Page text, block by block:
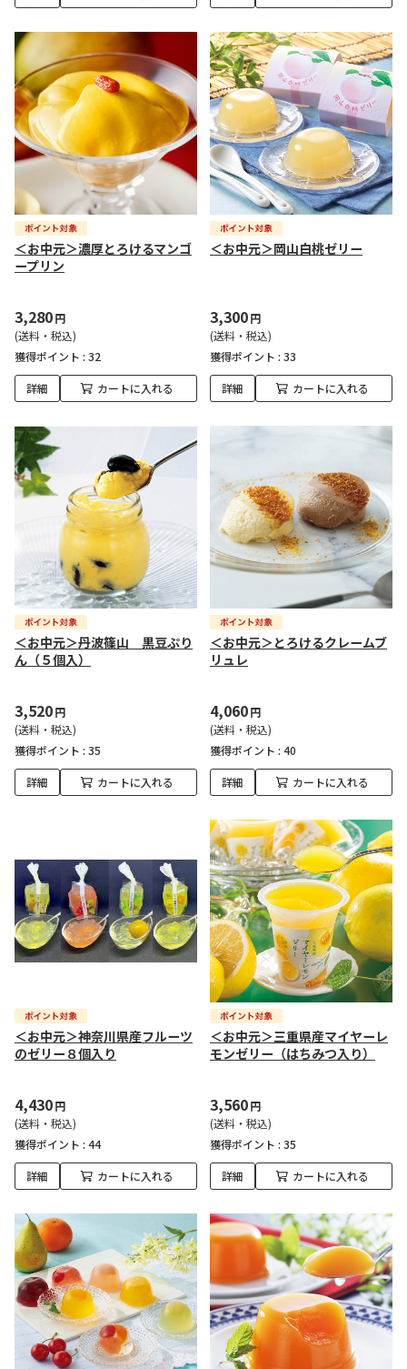
＜お中元＞濃厚とろけるマンゴ
ープリン
3,280円
(送料・税込)
獲得ポイント : 32
詳細 カートに入れる
＜お中元＞岡山白桃ゼリー
3,300円
(送料・税込)
獲得ポイント : 33
詳細 カートに入れる
＜お中元＞丹波篠山 黒豆ぷり
ん（５個入）
3,520円
(送料・税込)
獲得ポイント : 35
詳細 カートに入れる
＜お中元＞とろけるクレームブ
リュレ
4,060円
(送料・税込)
獲得ポイント : 40
詳細 カートに入れる
＜お中元＞神奈川県産フルーツ
のゼリー８個入り
4,430円
(送料・税込)
獲得ポイント : 44
詳細 カートに入れる
＜お中元＞三重県産マイヤーレ
モンゼリー（はちみつ入り）
3,560円
(送料・税込)
獲得ポイント : 35
詳細 カートに入れる